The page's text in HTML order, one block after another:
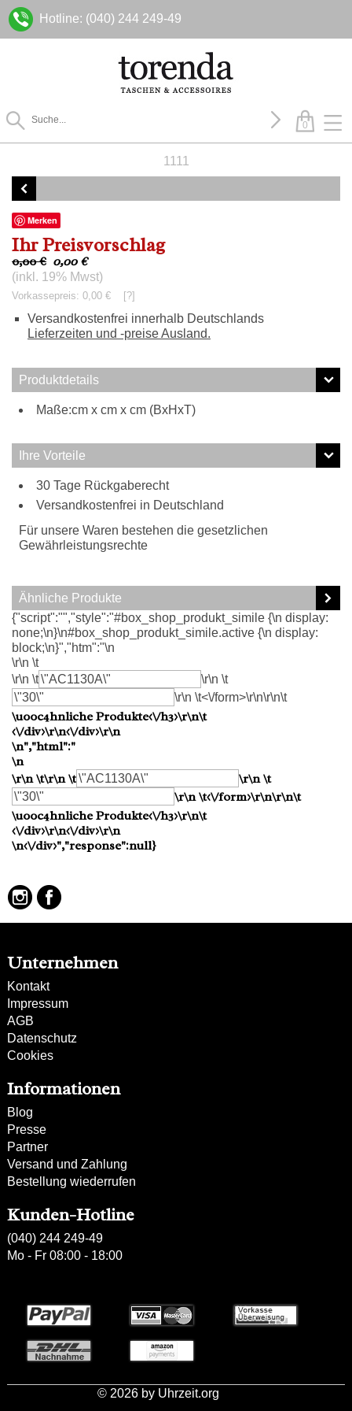
Hotline: (040) 244 249-49
0
1111
Merken
Ihr Preisvorschlag
0,00 € 0,00 €
(inkl. 19% Mwst)
Vorkassepreis: 0,00 € [?]
Versandkostenfrei innerhalb Deutschlands
Lieferzeiten und -preise Ausland.
Produktdetails
Maße:cm x cm x cm (BxHxT)
Ihre Vorteile
30 Tage Rückgaberecht
Versandkostenfrei in Deutschland
Für unsere Waren bestehen die gesetzlichen
Gewährleistungsrechte
Ähnliche Produkte
{"script":"","style":"#box_shop_produkt_simile {\n display:
none;\n}\n#box_shop_produkt_simile.active {\n display:
block;\n}","htm":"\n
\r\n \t
\r\n \t
\r\n \t
\r\n \t<\/form>\r\n\r\n\t
\u00c4hnliche Produkte<\/h3>\r\n\t
<\/div>\r\n<\/div>\r\n
\n","html":"
\n
\r\n \t\r\n \t
\r\n \t
\r\n \t<\/form>\r\n\r\n\t
\u00c4hnliche Produkte<\/h3>\r\n\t
<\/div>\r\n<\/div>\r\n
\n<\/div>","response":null}
Unternehmen
Kontakt
Impressum
AGB
Datenschutz
Cookies
Informationen
Blog
Presse
Partner
Versand und Zahlung
Bestellung wiederrufen
Kunden-Hotline
(040) 244 249-49
Mo - Fr 08:00 - 18:00
© 2026 by Uhrzeit.org